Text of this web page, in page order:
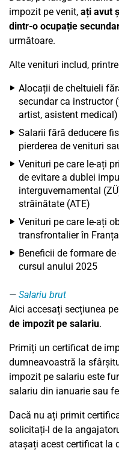
impozit pe venit, ați avut
dintr-o ocupație
următoare.
Alte venituri includ,
Alocații de cheltuieli
secundar ca instructor
artist, asistent
Salarii fără deducere
pierderea de venituri
Venituri pe care le-ați
de evitare a dublei
interguvernamental
străinătate (ATE)
Venituri pe care le-ați
transfrontalier în
Beneficii de formare
cursul anului 2025
Salariu brut
Aici accesați secțiunea
de impozit pe salariu.
Primiți un certificat de
dumneavoastră la
impozit pe salariu este
salariu din ianuarie sau
Dacă nu ați primit
solicitați-l de la
atașați acest certificat la